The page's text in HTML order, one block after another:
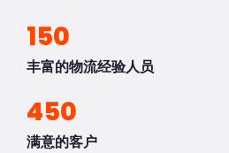
150
丰富的物流经验人员
450
满意的客户